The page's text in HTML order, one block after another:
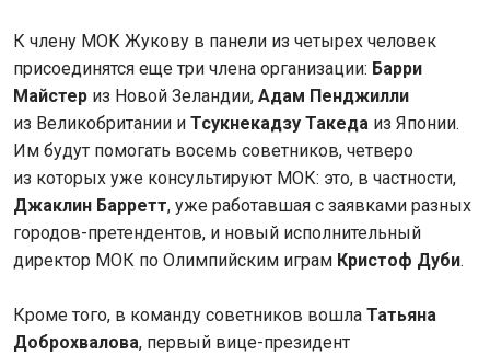
К члену МОК Жукову в панели из четырех человек
присоединятся еще три члена организации: Барри
Майстер из Новой Зеландии, Адам Пенджилли
из Великобритании и Тсукнекадзу Такеда из Японии.
Им будут помогать восемь советников, четверо
из которых уже консультируют МОК: это, в частности,
Джаклин Барретт, уже работавшая с заявками разных
городов-претендентов, и новый исполнительный
директор МОК по Олимпийским играм Кристоф Дуби.
Кроме того, в команду советников вошла Татьяна
Доброхвалова, первый вице-президент